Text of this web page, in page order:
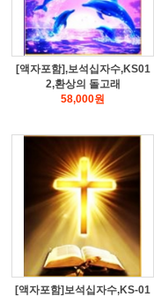
[액자포함],보석십자수,KS01
2,환상의 돌고래
58,000원
[액자포함]보석십자수,KS-01